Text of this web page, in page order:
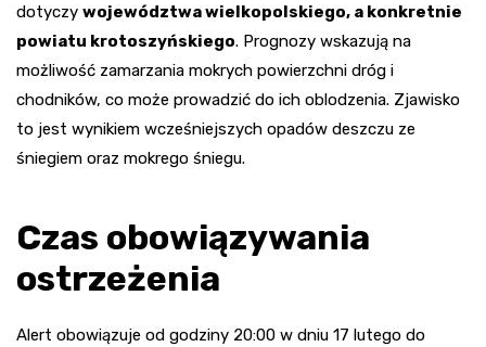
dotyczy województwa wielkopolskiego, a konkretnie
powiatu krotoszyńskiego. Prognozy wskazują na
możliwość zamarzania mokrych powierzchni dróg i
chodników, co może prowadzić do ich oblodzenia. Zjawisko
to jest wynikiem wcześniejszych opadów deszczu ze
śniegiem oraz mokrego śniegu.
Czas obowiązywania
ostrzeżenia
Alert obowiązuje od godziny 20:00 w dniu 17 lutego do